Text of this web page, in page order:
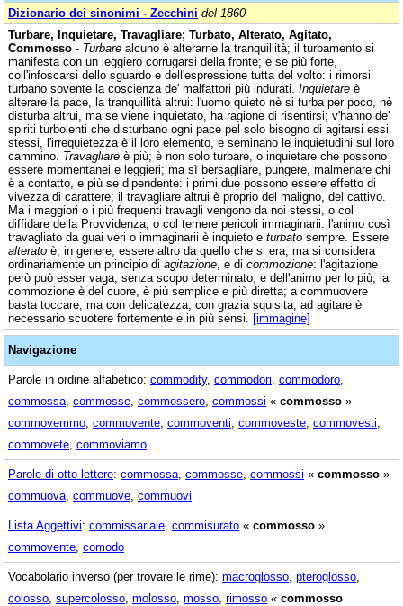
Dizionario dei sinonimi - Zecchini del 1860
Turbare, Inquietare, Travagliare; Turbato, Alterato, Agitato,
Commosso - Turbare alcuno è alterarne la tranquillità; il turbamento si
manifesta con un leggiero corrugarsi della fronte; e se più forte,
coll'infoscarsi dello sguardo e dell'espressione tutta del volto: i rimorsi
turbano sovente la coscienza de' malfattori più indurati. Inquietare è
alterare la pace, la tranquillità altrui: l'uomo quieto nè si turba per poco, nè
disturba altrui, ma se viene inquietato, ha ragione di risentirsi; v'hanno de'
spiriti turbolenti che disturbano ogni pace pel solo bisogno di agitarsi essi
stessi, l'irrequietezza è il loro elemento, e seminano le inquietudini sul loro
cammino. Travagliare è più; è non solo turbare, o inquietare che possono
essere momentanei e leggieri; ma sì bersagliare, pungere, malmenare chi
è a contatto, e più se dipendente: i primi due possono essere effetto di
vivezza di carattere; il travagliare altrui è proprio del maligno, del cattivo.
Ma i maggiori o i più frequenti travagli vengono da noi stessi, o col
diffidare della Provvidenza, o col temere pericoli immaginarii: l'animo così
travagliato da guai veri o immaginarii è inquieto e turbato sempre. Essere
alterato è, in genere, essere altro da quello che si era; ma si considera
ordinariamente un principio di agitazione , e di commozione: l'agitazione
però può esser vaga, senza scopo determinato, e dell'animo per lo più; la
commozione è del cuore, è più semplice e più diretta; a commuovere
basta toccare, ma con delicatezza, con grazia squisita; ad agitare è
necessario scuotere fortemente e in più sensi. [immagine]
Navigazione
Parole in ordine alfabetico: commodity, commodori commodoro
commossa commosse commossero commossi « commosso »
commovemmo commovente commoventi commoveste commovesti
commovete commoviamo
Parole di otto lettere: commossa commosse commossi « commosso »
commuova commuove commuovi
Lista Aggettivi: commissariale commisurato « commosso »
commovente comodo
Vocabolario inverso (per trovare le rime): macroglosso pteroglosso
colosso supercolosso molosso mosso rimosso « commosso